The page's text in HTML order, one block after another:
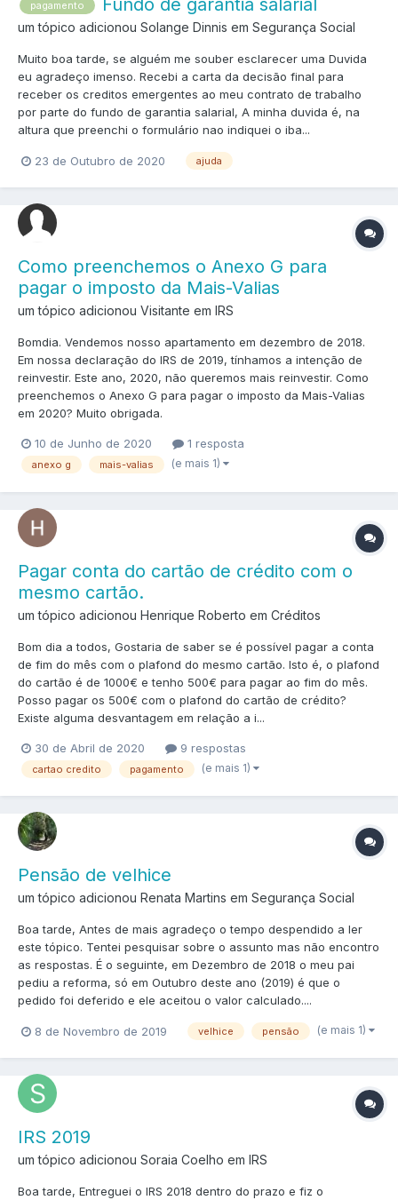
pagamento Fundo de garantia salarial
um tópico adicionou Solange Dinnis em Segurança Social
Muito boa tarde, se alguém me souber esclarecer uma Duvida
eu agradeço imenso. Recebi a carta da decisão final para
receber os creditos emergentes ao meu contrato de trabalho
por parte do fundo de garantia salarial, A minha duvida é, na
altura que preenchi o formulário nao indiquei o iba...
23 de Outubro de 2020 ajuda
Como preenchemos o Anexo G para
pagar o imposto da Mais-Valias
um tópico adicionou Visitante em IRS
Bomdia. Vendemos nosso apartamento em dezembro de 2018.
Em nossa declaração do IRS de 2019, tínhamos a intenção de
reinvestir. Este ano, 2020, não queremos mais reinvestir. Como
preenchemos o Anexo G para pagar o imposto da Mais-Valias
em 2020? Muito obrigada.
10 de Junho de 2020 1 resposta
anexo g mais-valias (e mais 1)
Pagar conta do cartão de crédito com o
mesmo cartão.
um tópico adicionou Henrique Roberto em Créditos
Bom dia a todos, Gostaria de saber se é possível pagar a conta
de fim do mês com o plafond do mesmo cartão. Isto é, o plafond
do cartão é de 1000€ e tenho 500€ para pagar ao fim do mês.
Posso pagar os 500€ com o plafond do cartão de crédito?
Existe alguma desvantagem em relação a i...
30 de Abril de 2020 9 respostas
cartao credito pagamento (e mais 1)
Pensão de velhice
um tópico adicionou Renata Martins em Segurança Social
Boa tarde, Antes de mais agradeço o tempo despendido a ler
este tópico. Tentei pesquisar sobre o assunto mas não encontro
as respostas. É o seguinte, em Dezembro de 2018 o meu pai
pediu a reforma, só em Outubro deste ano (2019) é que o
pedido foi deferido e ele aceitou o valor calculado....
8 de Novembro de 2019 velhice pensão (e mais 1)
IRS 2019
um tópico adicionou Soraia Coelho em IRS
Boa tarde, Entreguei o IRS 2018 dentro do prazo e fiz o